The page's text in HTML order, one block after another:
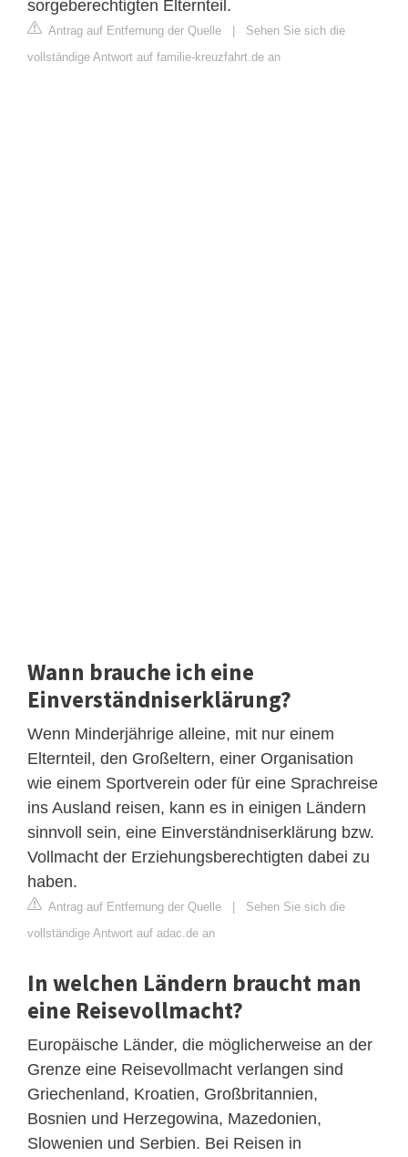
sorgeberechtigten Elternteil.
Antrag auf Entfernung der Quelle | Sehen Sie sich die
vollständige Antwort auf familie-kreuzfahrt.de an
Wann brauche ich eine
Einverständniserklärung?
Wenn Minderjährige alleine, mit nur einem
Elternteil, den Großeltern, einer Organisation
wie einem Sportverein oder für eine Sprachreise
ins Ausland reisen, kann es in einigen Ländern
sinnvoll sein, eine Einverständniserklärung bzw.
Vollmacht der Erziehungsberechtigten dabei zu
haben.
Antrag auf Entfernung der Quelle | Sehen Sie sich die
vollständige Antwort auf adac.de an
In welchen Ländern braucht man
eine Reisevollmacht?
Europäische Länder, die möglicherweise an der
Grenze eine Reisevollmacht verlangen sind
Griechenland, Kroatien, Großbritannien,
Bosnien und Herzegowina, Mazedonien,
Slowenien und Serbien. Bei Reisen in